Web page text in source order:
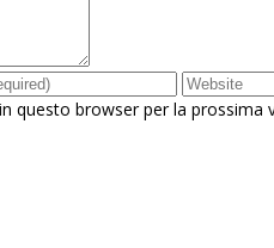
questo browser per la prossima